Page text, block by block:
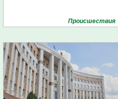
Проиcшествия